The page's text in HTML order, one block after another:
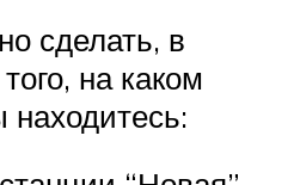
сделать, в
на каком